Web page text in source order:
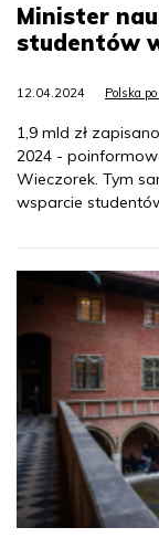
Minister
studentów
12.04.2024 Polska
1,9 mld zł
2024 -
Wieczorek. Tym
wsparcie